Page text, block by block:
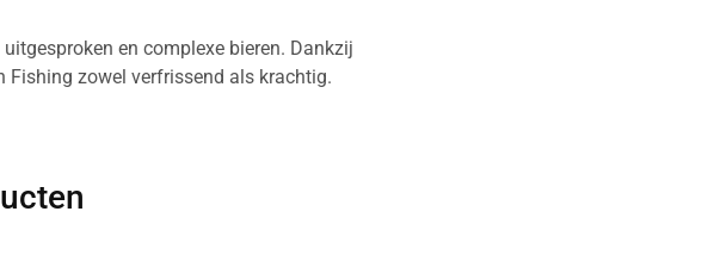
en complexe bieren. Dankzij
Fishing zowel verfrissend als krachtig.